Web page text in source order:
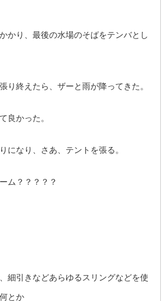
かり、最後の水場のそばをテンバとし
り終えたら、ザーと雨が降ってきた。
良かった。
になり、さあ、テントを張る。
ム？？？？？
細引きなどあらゆるスリングなどを使
とか